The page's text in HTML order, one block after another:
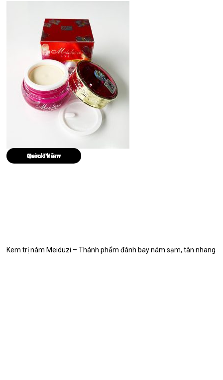
Quick View
Kem trị nám Meiduzi – Thánh phẩm đánh bay nám sạm, tàn nhang